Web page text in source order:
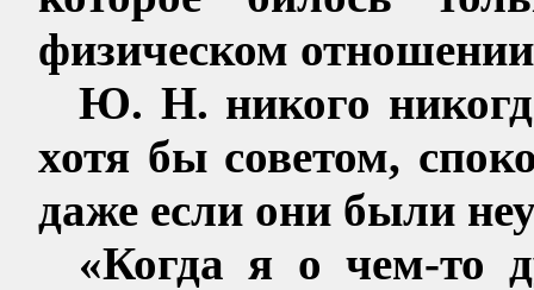
физическом
Ю. Н. никого
хотя бы советом,
даже если они были
«Когда я о чем-то